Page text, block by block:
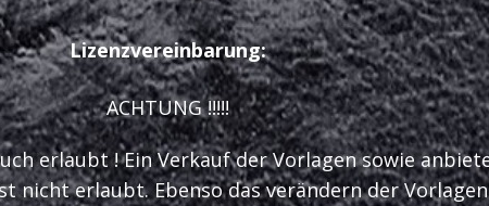
Lizenzvereinbarung:
ACHTUNG !!!!!
erlaubt ! Ein Verkauf der Vorlagen sowie
nicht erlaubt. Ebenso das verändern der